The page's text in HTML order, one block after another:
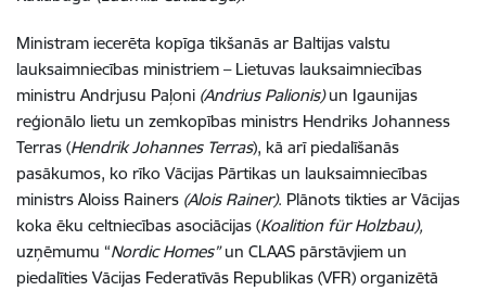
Ministram iecerēta kopīga tikšanās ar Baltijas valstu
lauksaimniecības ministriem – Lietuvas lauksaimniecības
ministru Andrjusu Paļoni (Andrius Palionis)un Igaunijas
reģionālo lietu un zemkopības ministrs Hendriks Johanness
Terras (Hendrik Johannes Terras), kā arī piedalīšanās
pasākumos, ko rīko Vācijas Pārtikas un lauksaimniecības
ministrs Aloiss Rainers (Alois Rainer). Plānots tikties ar Vācijas
koka ēku celtniecības asociācijas (Koalition für Holzbau),
uzņēmumu “Nordic Homes”un CLAAS pārstāvjiem un
piedalīties Vācijas Federatīvās Republikas (VFR) organizētā